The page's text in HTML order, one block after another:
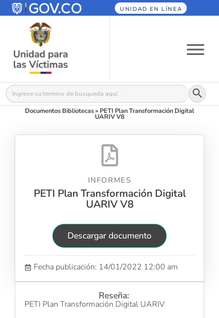
UNIDAD EN LÍNEA
Buscar: Botón
Documentos Bibliotecas» PETI Plan Transformación Digital
UARIV V8
INFORMES
PETI Plan Transformación Digital
UARIV V8
Descargar documento
Fecha publicación: 14/01/2022 12:00 am
Reseña:
PETI Plan Transformación Digital UARIV